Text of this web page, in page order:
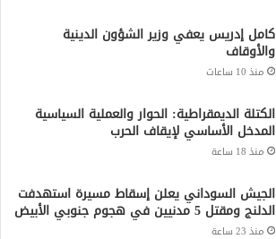
كامل إدريس يعفي وزير الشؤون الدينية
والأوقاف
منذ 10 ساعات
الكتلة الديمقراطية: الحوار والعملية السياسية
المدخل الأساسي لإيقاف الحرب
منذ 18 ساعة
الجيش السوداني يعلن إسقاط مسيرة استهدفت
الدلنج ومقتل 5 مدنيين في هجوم جنوبي الأبيض
منذ 23 ساعة